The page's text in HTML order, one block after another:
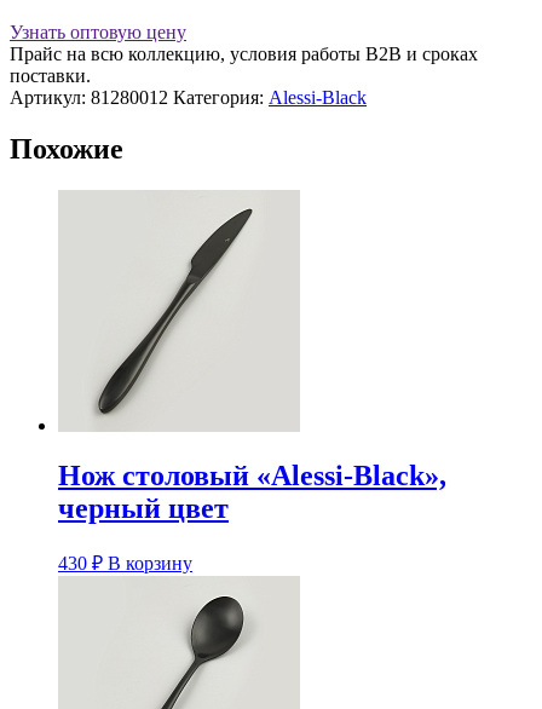
"Alessi-
Black",
черный
цвет
Узнать оптовую цену
Прайс на всю коллекцию, условия работы В2В и сроках
поставки.
Артикул: 81280012 Категория: Alessi-Black
Похожие
Нож столовый «Alessi-Black»,
черный цвет
430 ₽ В корзину